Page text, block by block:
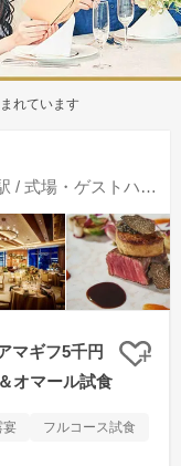
れています
/ 式場・ゲストハウス
マギフ5千円
オマール試食
クリ
宴
フルコース試食